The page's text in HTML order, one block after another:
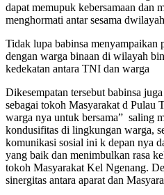
dapat memupuk kebersamaan dan
menghormati antar sesama
Tidak lupa babinsa menyampaikan
dengan warga binaan di wilayah
kedekatan antara TNI dan warga
Dikesempatan tersebut babinsa
sebagai tokoh Masyarakat d Pulau
warga nya untuk bersama” saling
kondusifitas di lingkungan warga,
komunikasi sosial ini k depan nya
yang baik dan menimbulkan rasa
tokoh Masyarakat Kel Ngenang.
sinergitas antara aparat dan